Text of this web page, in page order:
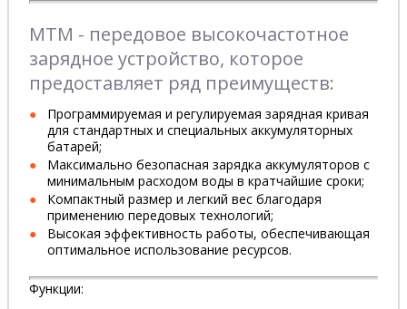
MTM - передовое высокочастотное
зарядное устройство, которое
предоставляет ряд преимуществ:
Программируемая и регулируемая зарядная кривая
для стандартных и специальных аккумуляторных
батарей;
Максимально безопасная зарядка аккумуляторов с
минимальным расходом воды в кратчайшие сроки;
Компактный размер и легкий вес благодаря
применению передовых технологий;
Высокая эффективность работы, обеспечивающая
оптимальное использование ресурсов.
Функции: